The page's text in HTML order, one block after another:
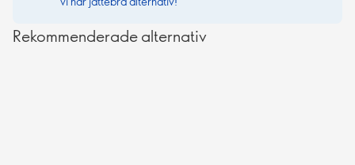
Rekommenderade alternativ